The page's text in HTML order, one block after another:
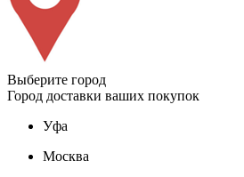
Выберите город
Город доставки ваших покупок
Уфа
Москва